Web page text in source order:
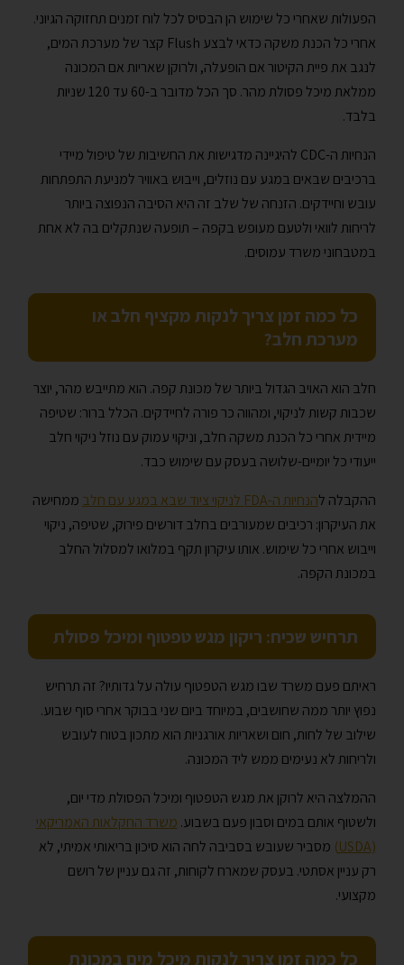
הפעולות שאחרי כל שימוש הן הבסיס לכל לוח זמנים תחזוקה הגיוני.
אחרי כל הכנת משקה כדאי לבצע Flush קצר של מערכת המים,
לנגב את פיית הקיטור אם הופעלה, ולרוקן שאריות אם המכונה
ממלאת מיכל פסולת מהר. סך הכל מדובר ב-60 עד 120 שניות
בלבד.
הנחיות ה-CDC להיגיינה מדגישות את החשיבות של טיפול מיידי
ברכיבים שבאים במגע עם נוזלים, וייבוש באוויר למניעת התפתחות
עובש וחיידקים. הזנחה של שלב זה היא הסיבה הנפוצה ביותר
לריחות לוואי ולטעם מעופש בקפה – תופעה שנתקלים בה לא אחת
במטבחוני משרד עמוסים.
כל כמה זמן צריך לנקות מקציף חלב או
מערכת חלב?
חלב הוא האויב הגדול ביותר של מכונת קפה. הוא מתייבש מהר, יוצר
שכבות קשות לניקוי, ומהווה כר פורה לחיידקים. הכלל ברור: שטיפה
מיידית אחרי כל הכנת משקה חלב, וניקוי עמוק עם נוזל ניקוי חלב
ייעודי כל יומיים-שלושה בעסק עם שימוש כבד.
ההקבלה להנחיות ה-FDA לניקוי ציוד שבא במגע עם חלב
ממחישה
את העיקרון: רכיבים שמעורבים בחלב דורשים פירוק, שטיפה, ניקוי
וייבוש אחרי כל שימוש. אותו עיקרון תקף במלואו למסלול החלב
במכונת הקפה.
תרחיש שכיח: ריקון מגש טפטוף ומיכל פסולת
ראיתם פעם משרד שבו מגש הטפטוף עולה על גדותיו? זה תרחיש
נפוץ יותר ממה שחושבים, במיוחד ביום שני בבוקר אחרי סוף שבוע.
שילוב של לחות, חום ושאריות אורגניות הוא מתכון בטוח לעובש
ולריחות לא נעימים ממש ליד המכונה.
ההמלצה היא לרוקן את מגש הטפטוף ומיכל הפסולת מדי יום,
ולשטוף אותם במים וסבון פעם בשבוע. משרד החקלאות האמריקאי
(USDA)
מסביר שעובש בסביבה לחה הוא סיכון בריאותי אמיתי, לא
רק עניין אסתטי. בעסק שמארח לקוחות, זה גם עניין של רושם
מקצועי.
כל כמה זמן צריך לנקות מיכל מים במכונת